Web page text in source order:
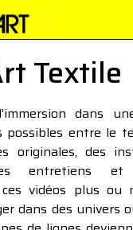
Textile
dans
possibles entre le
originales, des
entretiens
ces vidéos plus ou
dans des univers